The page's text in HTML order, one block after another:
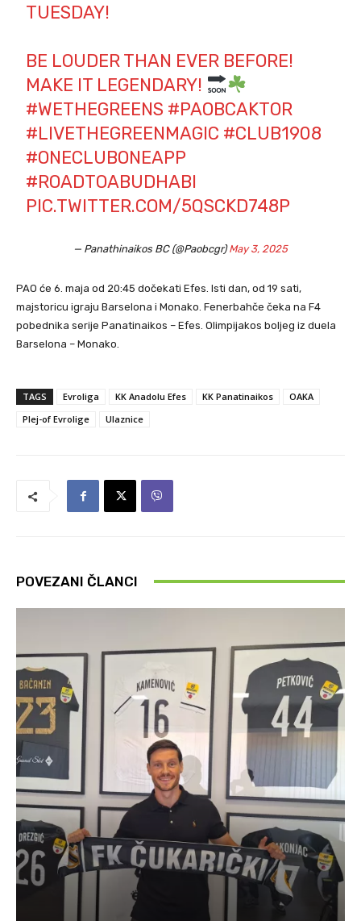
TUESDAY!
BE LOUDER THAN EVER BEFORE!
MAKE IT LEGENDARY!
#WETHEGREENS #PAOBCAKTOR
#LIVETHEGREENMAGIC #CLUB1908
#ONECLUBONEAPP
#ROADTOABUDHABI
PIC.TWITTER.COM/5QSCKD748P
— Panathinaikos BC (@Paobcgr)May 3, 2025
PAO će 6. maja od 20:45 dočekati Efes. Isti dan, od 19 sati,
majstoricu igraju Barselona i Monako. Fenerbahče čeka na F4
pobednika serije Panatinaikos – Efes. Olimpijakos boljeg iz duela
Barselona – Monako.
TAGS Evroliga KK Anadolu Efes KK Panatinaikos
OAKA
Plej-of Evrolige
Ulaznice
POVEZANI ČLANCI